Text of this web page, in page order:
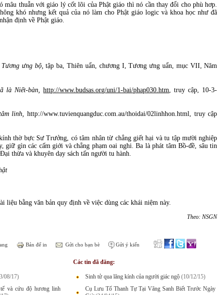
mâu thuẫn với giáo lý cốt lõi của Phật giáo thì nó cần thay đổi cho phù hơp.
khó nhưng kết quả của nó làm cho Phật giáo logic và khoa học như đã
định về Phật giáo.
Tương ưng bộ, tập ba, Thiên uẩn, chương I, Tương ưng uẩn, mục VII, Năm
là Niết-bàn, http://www.budsas.org/uni/1-bai/phap030.htm , truy cập, 10-3-
linh,http://www.tuvienquangduc.com.au/thoidai/02linhhon.html, truy cập
thờ bực Sư Trưởng, có tâm nhân từ chẳng giết hại và tu tập mười nghiệp
giữ gìn các cấm giới và chẳng phạm oai nghi. Ba là phát tâm Bồ-đề, sâu tin
thừa và khuyên dạy sách tấn người tu hành.
liệu bằng văn bản quy định về việc dùng các khái niệm này.
Theo: NSGN
Bản để in Gửi cho bạn bè Gửi ý kiến
08/17)
và cứu độ hương linh
Các tin đã đăng:
Sinh tử qua lăng kính của người giác ngộ (10/12/15)
Cụ Lưu Tố Thanh Tự Tại Vãng Sanh Biết Trước Ngày